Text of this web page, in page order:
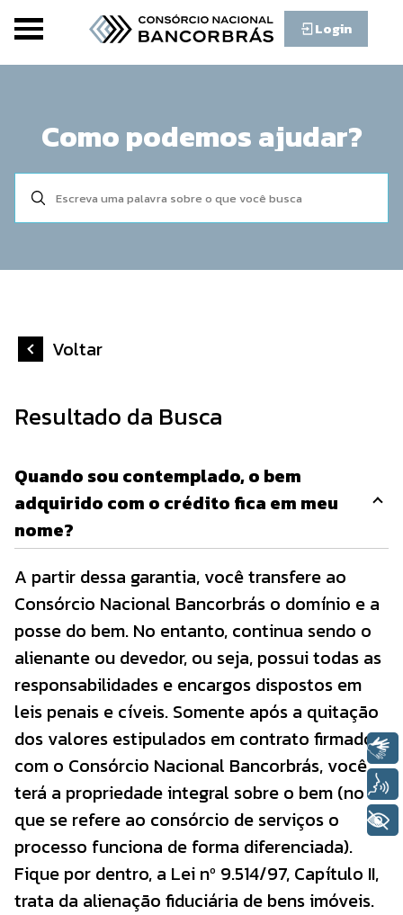
Login
Como podemos ajudar?
Voltar
Resultado da Busca
Quando sou contemplado, o bem
adquirido com o crédito fica em meu
nome?
A partir dessa garantia, você transfere ao
Consórcio Nacional Bancorbrás o domínio e a
posse do bem. No entanto, continua sendo o
alienante ou devedor, ou seja, possui todas as
responsabilidades e encargos dispostos em
leis penais e cíveis. Somente após a quitação
dos valores estipulados em contrato firmado
com o Consórcio Nacional Bancorbrás, você
terá a propriedade integral sobre o bem (no
que se refere ao consórcio de serviços o
processo funciona de forma diferenciada).
Fique por dentro, a Lei nº 9.514/97, Capítulo II,
trata da alienação fiduciária de bens imóveis.
Libras
Voz
+ Acessibilidade